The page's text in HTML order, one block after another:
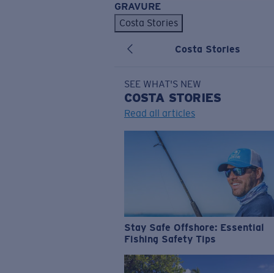
GRAVURE
Costa Stories
Costa Stories
SEE WHAT'S NEW
COSTA STORIES
Read all articles
Stay Safe Offshore: Essential
Fishing Safety Tips